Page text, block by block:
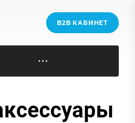
B2B КАБИНЕТ